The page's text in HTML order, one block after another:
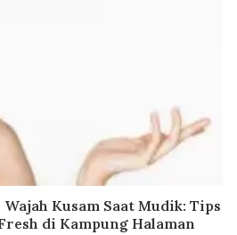
Kusam Saat Mudik: Tips
di Kampung Halaman